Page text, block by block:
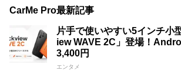
CarMe Pro最新記事
片手で使いやすい5インチ小
iew WAVE 2C」登場！
3,400円
エンタメ